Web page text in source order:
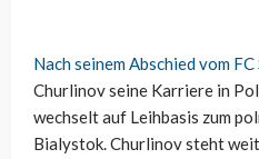
Nach seinem Abschied vom
Churlinov seine Karriere in
wechselt auf Leihbasis zum
Bialystok. Churlinov steht